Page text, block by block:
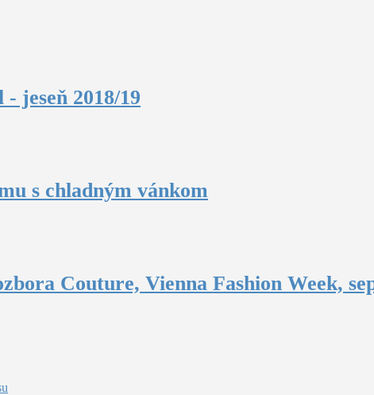
jeseň 2018/19
s chladným vánkom
Couture, Vienna Fashion Week,